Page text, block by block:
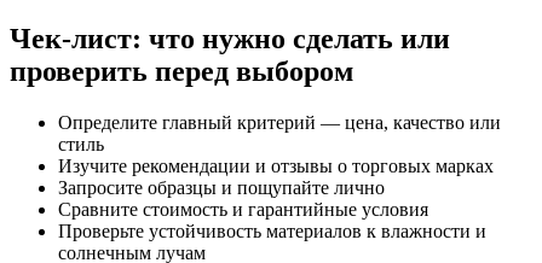
Чек-лист: что нужно сделать или
проверить перед выбором
Определите главный критерий — цена, качество или
стиль
Изучите рекомендации и отзывы о торговых марках
Запросите образцы и пощупайте лично
Сравните стоимость и гарантийные условия
Проверьте устойчивость материалов к влажности и
солнечным лучам